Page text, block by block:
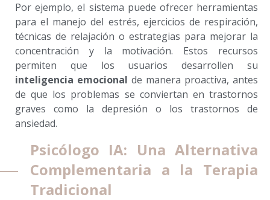
Por ejemplo, el sistema puede ofrecer herramientas
para el manejo del estrés, ejercicios de respiración,
técnicas de relajación o estrategias para mejorar la
concentración y la motivación. Estos recursos
permiten que los usuarios desarrollen su
inteligencia emocional de manera proactiva, antes
de que los problemas se conviertan en trastornos
graves como la depresión o los trastornos de
ansiedad.
Psicólogo IA: Una Alternativa
Complementaria a la Terapia
Tradicional